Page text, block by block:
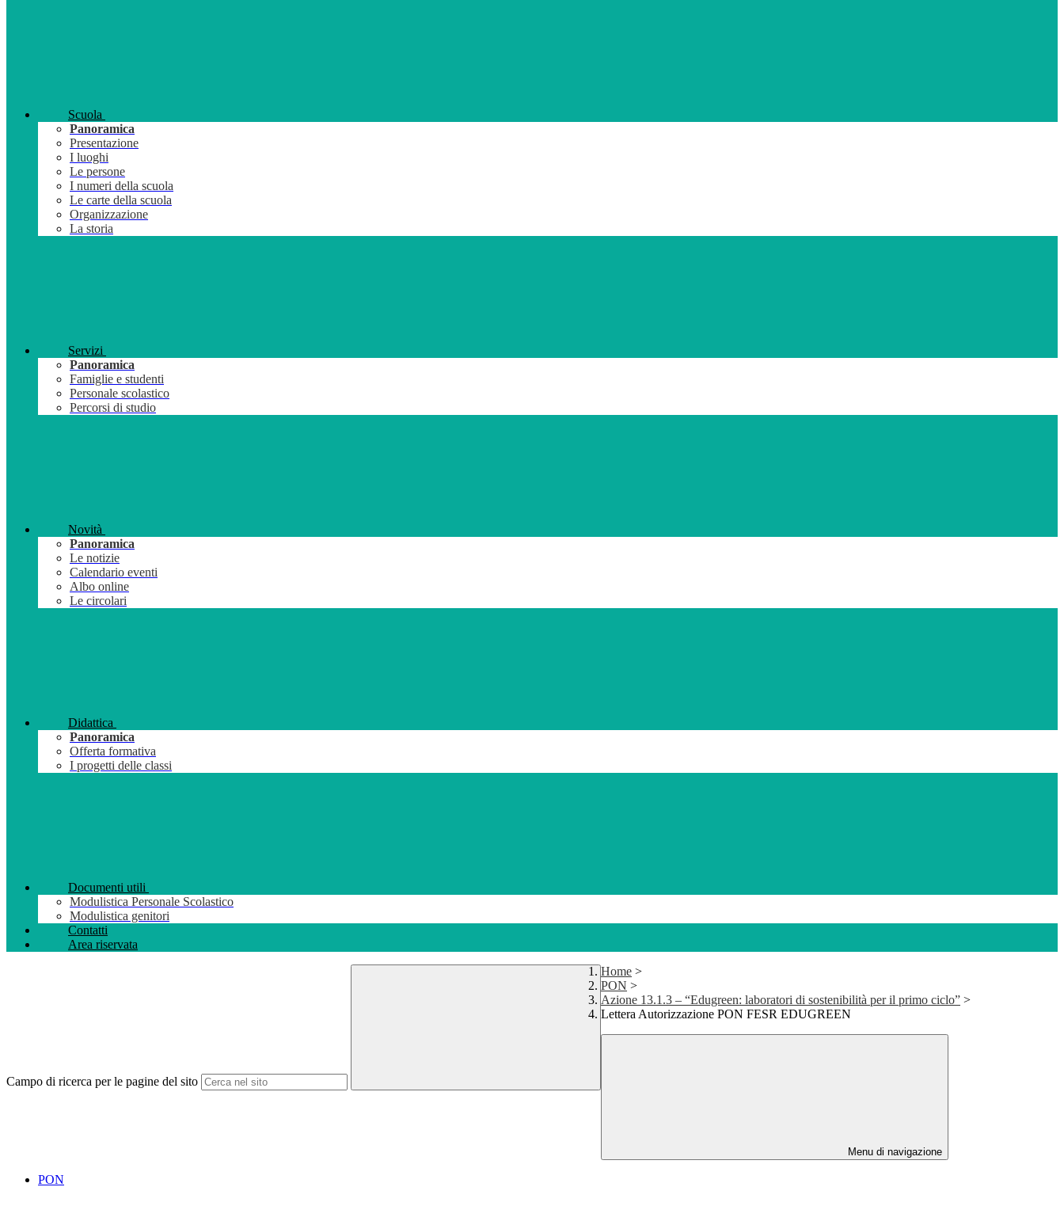
Scuola
Panoramica
Presentazione
I luoghi
Le persone
I numeri della scuola
Le carte della scuola
Organizzazione
La storia
Servizi
Panoramica
Famiglie e studenti
Personale scolastico
Percorsi di studio
Novità
Panoramica
Le notizie
Calendario eventi
Albo online
Le circolari
Didattica
Panoramica
Offerta formativa
I progetti delle classi
Documenti utili
Modulistica Personale Scolastico
Modulistica genitori
Contatti
Area riservata
Campo di ricerca per le pagine del sito
Home >
PON >
Azione 13.1.3 – “Edugreen: laboratori di sostenibilità per il primo ciclo” >
Lettera Autorizzazione PON FESR EDUGREEN
Menu di navigazione
PON